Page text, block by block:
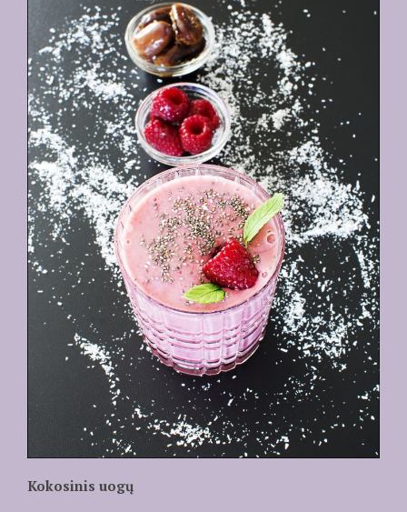
Kokosinis uogų